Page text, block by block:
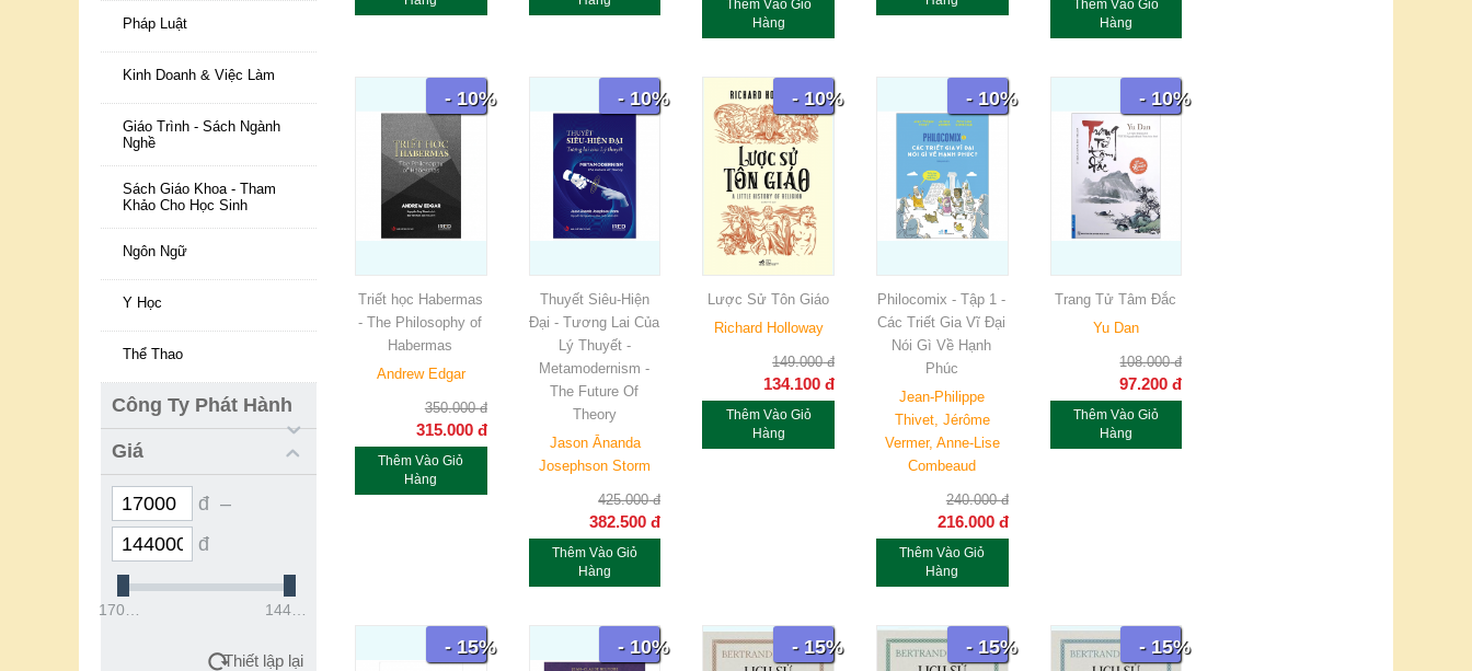
Pháp Luật
Kinh Doanh & Việc Làm
Giáo Trình - Sách Ngành
Nghề
Sách Giáo Khoa - Tham
Khảo Cho Học Sinh
Ngôn Ngữ
Y Học
Thể Thao
Công Ty Phát Hành
Giá
đ –
đ
17000đ 1440000đ
Thiết lập lại
Thêm Vào Giỏ
Hàng
Thêm Vào Giỏ
Hàng
- 10%
Triết học Habermas
- The Philosophy of
Habermas
Andrew Edgar
350.000 đ
315.000 đ
Thêm Vào Giỏ
Hàng
- 10%
Thuyết Siêu-Hiện
Đại - Tương Lai Của
Lý Thuyết -
Metamodernism -
The Future Of
Theory
Jason Ānanda
Josephson Storm
425.000 đ
382.500 đ
Thêm Vào Giỏ
Hàng
- 10%
Lược Sử Tôn Giáo
Richard Holloway
149.000 đ
134.100 đ
Thêm Vào Giỏ
Hàng
- 10%
Philocomix - Tập 1 -
Các Triết Gia Vĩ Đại
Nói Gì Về Hạnh
Phúc
Jean-Philippe
Thivet, Jérôme
Vermer, Anne-Lise
Combeaud
240.000 đ
216.000 đ
Thêm Vào Giỏ
Hàng
- 10%
Trang Tử Tâm Đắc
Yu Dan
108.000 đ
97.200 đ
Thêm Vào Giỏ
Hàng
- 15% - 10% - 15% - 15% - 15%